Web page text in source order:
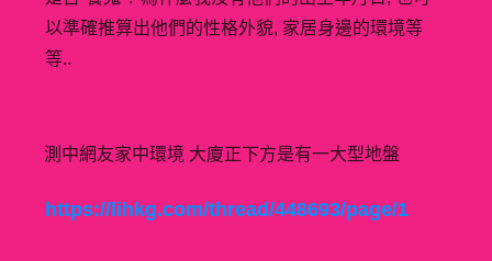
以準確推算出他們的性格外貌, 家居身邊的環境等
等..
測中網友家中環境 大廈正下方是有一大型地盤
https://lihkg.com/thread/448693/page/1